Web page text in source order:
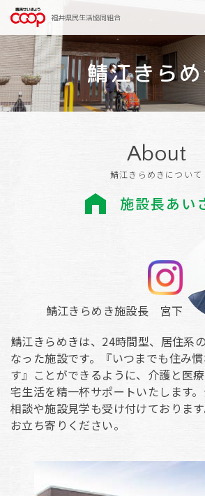
福井県民生活協同組合
鯖江きら
About
鯖江きらめきについて
施設長あい
鯖江きらめき施設長 宮下
鯖江きらめきは、24時間型、居住系
なった施設です。『いつまでも住み
す』ことができるように、介護と医
宅生活を精一杯サポートいたします
相談や施設見学も受け付けておりま
お立ち寄りください。